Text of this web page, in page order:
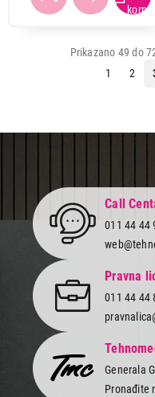
Prikazano 49 do
1
2
Call
011 44 44
Pravna
011 44 44
Generala
Pronađite